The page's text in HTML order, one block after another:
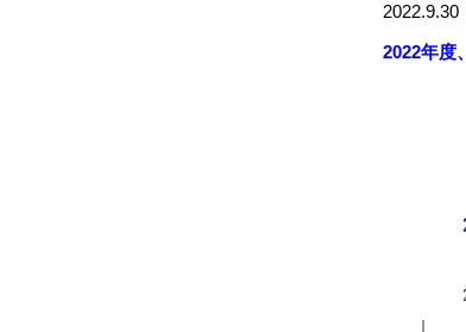
2022.9.30
2022年度